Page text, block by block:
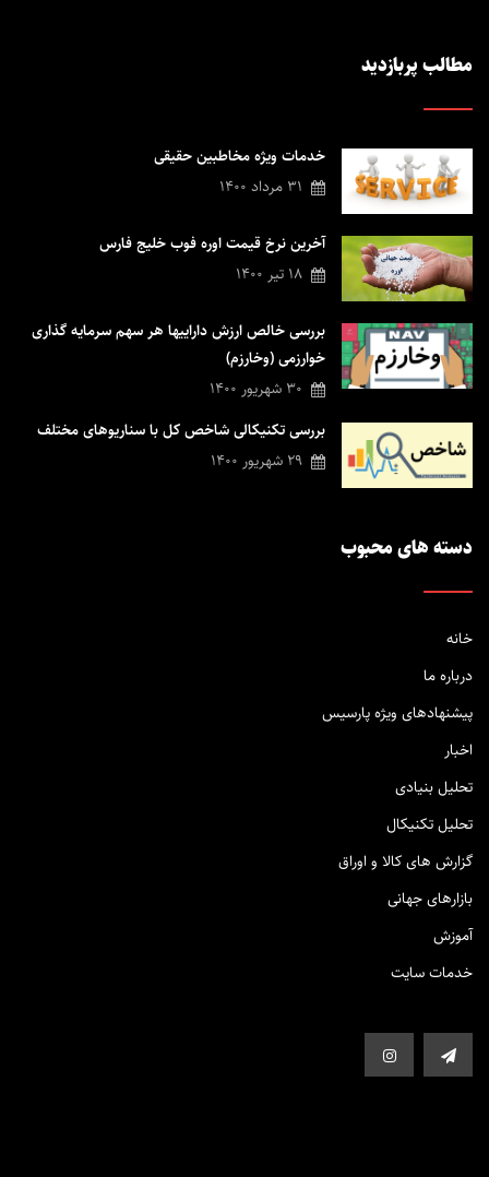
کمترین زمان در اختیار شما قرار دهد و در جهت پیشرفت مالی و بازدهی
حوزه های فعالیت و خدماتی كه این شركت ارائه می كند در اختیار فعالین
بازار سرمایه قرار گیرد تا با ارتباطی سازنده با مشتریان گام های بلندتری
برداشته و زمینه خدمت رسانی بهتر فراهم گردد.
اگر در طول زندگی خود سخت کار کرده اید و پس انداز کرده اید ، ما با ارائه ی
تحلیل های خود به شما کمک می کنیم تا مدیریت ایده آل دارایی و نیز بهره
های ترقی در حوزه مالی و زندگی را تجربه نمائید.
مطالب پربازدید
خدمات ویژه مخاطبین حقیقی
31 مرداد 1400
آخرین نرخ قیمت اوره فوب خلیج فارس
18 تیر 1400
بررسی خالص ارزش داراییها هر سهم سرمایه گذاری
خوارزمی (وخارزم)
30 شهریور 1400
بررسی تکنیکالی شاخص کل با سناریوهای مختلف
29 شهریور 1400
دسته های محبوب
خانه
درباره ما
پیشنهادهای ویژه پارسیس
اخبار
تحلیل بنیادی
تحلیل تکنیکال
گزارش های کالا و اوراق
بازارهای جهانی
آموزش
خدمات سایت